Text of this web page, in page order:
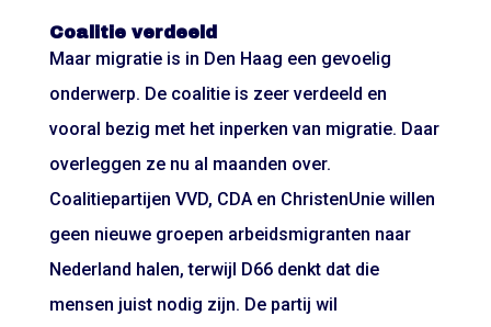
Coalitie verdeeld
Maar migratie is in Den Haag een gevoelig
onderwerp. De coalitie is zeer verdeeld en
vooral bezig met het inperken van migratie. Daar
overleggen ze nu al maanden over.
Coalitiepartijen VVD, CDA en ChristenUnie willen
geen nieuwe groepen arbeidsmigranten naar
Nederland halen, terwijl D66 denkt dat die
mensen juist nodig zijn. De partij wil